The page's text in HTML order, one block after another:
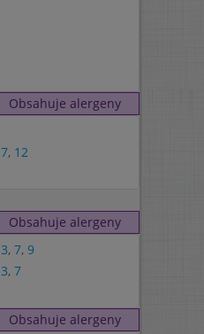
Obsahuje alergeny
7, 12
Obsahuje alergeny
3, 7, 9
3, 7
Obsahuje alergeny